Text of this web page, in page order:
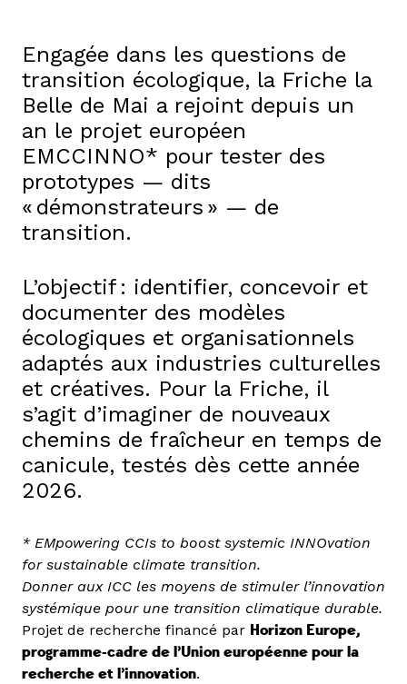
Engagée dans les questions de
transition écologique, la Friche la
Belle de Mai a rejoint depuis un
an le projet européen
EMCCINNO* pour tester des
prototypes — dits
« démonstrateurs » — de
transition.
L’objectif : identifier, concevoir et
documenter des modèles
écologiques et organisationnels
adaptés aux industries culturelles
et créatives. Pour la Friche, il
s’agit d’imaginer de nouveaux
chemins de fraîcheur en temps de
canicule, testés dès cette année
2026.
* EMpowering CCIs to boost systemic INNOvation
for sustainable climate transition.
Donner aux ICC les moyens de stimuler l’innovation
systémique pour une transition climatique durable.
Projet de recherche financé par Horizon Europe,
programme-cadre de l’Union européenne pour la
recherche et l’innovation.